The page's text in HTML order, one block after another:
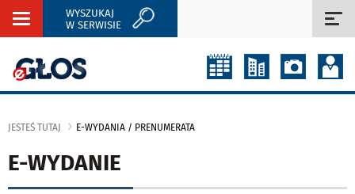
Rozwiń
WYSZUKAJ
W SERWISIE
JESTEŚ TUTAJ E-WYDANIA / PRENUMERATA
E-WYDANIE